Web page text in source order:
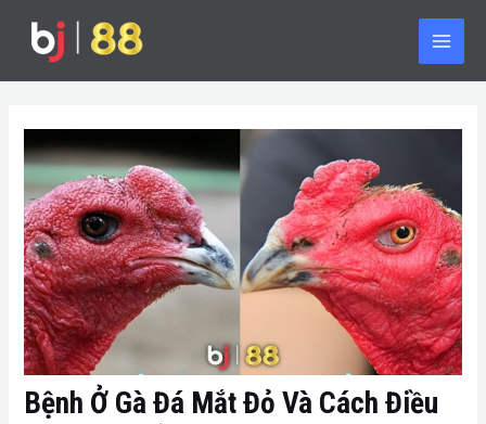
Main
Bệnh Ở Gà Đá Mắt Đỏ Và Cách Điều
navigation